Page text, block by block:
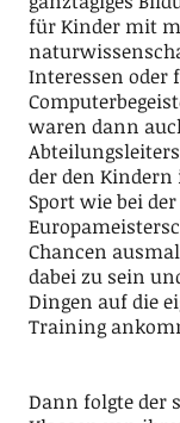
für Kinder mit
Interessen oder
waren dann
der den
Sport wie bei
Chancen
dabei zu sein
Dingen auf die
Training
Dann folgte der